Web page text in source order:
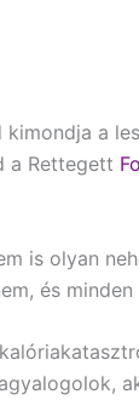
a
a Rettegett
is olyan
és minden